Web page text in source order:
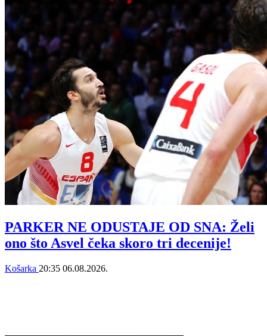
PARKER NE ODUSTAJE OD SNA: Želi
ono što Asvel čeka skoro tri decenije!
Košarka 20:35 06.08.2026.